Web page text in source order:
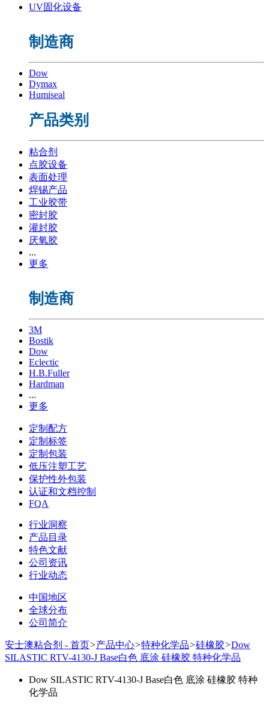
UV固化设备
制造商
Dow
Dymax
Humiseal
产品类别
粘合剂
点胶设备
表面处理
焊锡产品
工业胶带
密封胶
灌封胶
厌氧胶
...
更多
制造商
3M
Bostik
Dow
Eclectic
H.B.Fuller
Hardman
...
更多
定制配方
定制标签
定制包装
低压注塑工艺
保护性外包装
认证和文档控制
FQA
行业洞察
产品目录
特色文献
公司资讯
行业动态
中国地区
全球分布
公司简介
安士澳粘合剂 - 首页>产品中心>特种化学品>硅橡胶>Dow
SILASTIC RTV-4130-J Base白色 底涂 硅橡胶 特种化学品
Dow SILASTIC RTV-4130-J Base白色 底涂 硅橡胶 特种
化学品